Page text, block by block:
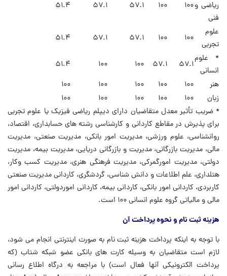
ریاضی و
فنی
۱۰۰ ۱۰۰ ۵۷.۱ ۵۷.۱ ۵۱.۴
علوم
تجربی
۱۰۰ ۱۰۰ ۵۷.۱ ۵۷.۱
۵۱.۴
* علوم
انسانی
۵۷.۱ ۵۷.۱ ۱۰۰ ۱۰۰
۵۱.۴
هنر
۱۰۰ ۱۰۰ ۱۰۰ ۱۰۰
۱۰۰
زبان
۱۰۰ ۱۰۰ ۱۰۰ ۱۰۰
۱۰۰
* ضریب تأثیر معدل متقاضیان دارای دیپلم ریاضی فیزیک یا علوم تجربی
برای پذیرش در مقاطع کاردانی و کارشناسی رشته های حسابداری، اقتصاد،
روانشناسی، علوم ورزشی، مدیریت امور بانکی، مدیریت صنعتی، مدیریت
مالی، مدیریت بازرگانی، مدیریت و بازرگانی دریایی، مدیریت بیمه، مدیریت
دولتی، مدیریت امورگمرکی، مدیریت فرهنگی هنری، مدیریت کسب وکار،
هتلداری، علم اطلاعات و دانش شناسی، گردشگری، کاردانی مدیریت صنعتی
کاربردی، کاردانی امور بانکی، کاردانی بیمه، کاردانی اموردولتی، کاردانی امور
مالی و مالیاتی گروه علوم انسانی ۱۰۰ است.
هزینه ثبت نام و نحوه پرداخت آن
با توجه به اینکه پرداخت هزینه ثبت نام به صورت اینترنتی انجام می شود،
لازم است متقاضیان به وسیله کارت های بانکی عضو شبکه شتاب (که
پرداخت الکترونیکی آنها فعال است) با مراجعه به درگاه اطلاع رسانی